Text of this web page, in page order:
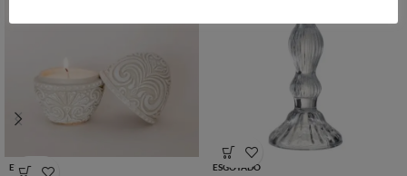
ESGOTADO
ESGOTADO